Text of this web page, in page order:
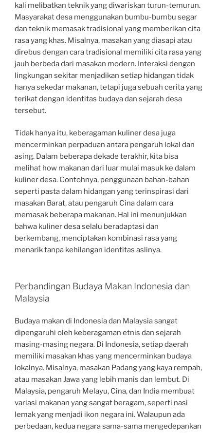
kali melibatkan teknik yang diwariskan turun-temurun.
Masyarakat desa menggunakan bumbu-bumbu segar
dan teknik memasak tradisional yang memberikan cita
rasa yang khas. Misalnya, masakan yang diasapi atau
direbus dengan cara tradisional memiliki cita rasa yang
jauh berbeda dari masakan modern. Interaksi dengan
lingkungan sekitar menjadikan setiap hidangan tidak
hanya sekedar makanan, tetapi juga sebuah cerita yang
terikat dengan identitas budaya dan sejarah desa
tersebut.
Tidak hanya itu, keberagaman kuliner desa juga
mencerminkan perpaduan antara pengaruh lokal dan
asing. Dalam beberapa dekade terakhir, kita bisa
melihat how makanan dari luar mulai masuk ke dalam
kuliner desa. Contohnya, penggunaan bahan-bahan
seperti pasta dalam hidangan yang terinspirasi dari
masakan Barat, atau pengaruh Cina dalam cara
memasak beberapa makanan. Hal ini menunjukkan
bahwa kuliner desa selalu beradaptasi dan
berkembang, menciptakan kombinasi rasa yang
menarik tanpa kehilangan identitas aslinya.
Perbandingan Budaya Makan Indonesia dan
Malaysia
Budaya makan di Indonesia dan Malaysia sangat
dipengaruhi oleh keberagaman etnis dan sejarah
masing-masing negara. Di Indonesia, setiap daerah
memiliki masakan khas yang mencerminkan budaya
lokalnya. Misalnya, masakan Padang yang kaya rempah,
atau masakan Jawa yang lebih manis dan lembut. Di
Malaysia, pengaruh Melayu, Cina, dan India membuat
variasi makanan yang sangat beragam, seperti nasi
lemak yang menjadi ikon negara ini. Walaupun ada
perbedaan, kedua negara sama-sama mengedepankan